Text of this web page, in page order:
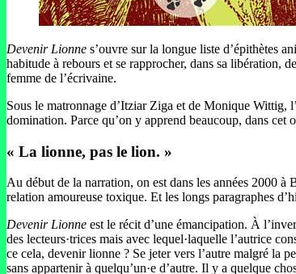
Devenir Lionne s’ouvre sur la longue liste d’épithètes
habitude à rebours et se rapprocher, dans sa libération,
femme de l’écrivaine.
Sous le matronnage d’Itziar Ziga et de Monique Wittig,
domination. Parce qu’on y apprend beaucoup, dans cet
« La lionne, pas le lion. »
Au début de la narration, on est dans les années 2000 à
relation amoureuse toxique. Et les longs paragraphes
Devenir Lionne est le récit d’une émancipation. À
des lecteurs·trices mais avec lequel·laquelle l’autrice
ce cela, devenir lionne ? Se jeter vers l’autre malgré la
sans appartenir à quelqu’un·e d’autre. Il y a quelque